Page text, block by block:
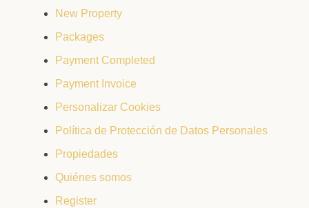
New Property
Packages
Payment Completed
Payment Invoice
Personalizar Cookies
Política de Protección de Datos Personales
Propiedades
Quiénes somos
Register